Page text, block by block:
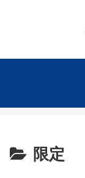
限定